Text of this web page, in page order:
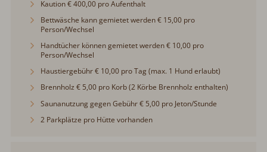
Kaution € 400,00 pro Aufenthalt
Bettwäsche kann gemietet werden € 15,00 pro
Person/Wechsel
Handtücher können gemietet werden € 10,00 pro
Person/Wechsel
Haustiergebühr € 10,00 pro Tag (max. 1 Hund erlaubt)
Brennholz € 5,00 pro Korb (2 Körbe Brennholz enthalten)
Saunanutzung gegen Gebühr € 5,00 pro Jeton/Stunde
2 Parkplätze pro Hütte vorhanden